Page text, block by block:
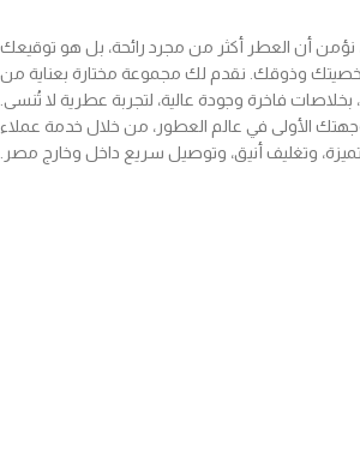
أن العطر أكثر من مجرد رائحة، بل هو توقيعك
وذوقك. نقدم لك مجموعة مختارة بعناية من
بخلاصات فاخرة وجودة عالية، لتجربة عطرية لا تُنسى.
الأولى في عالم العطور، من خلال خدمة عملاء
وتغليف أنيق، وتوصيل سريع داخل وخارج مصر.